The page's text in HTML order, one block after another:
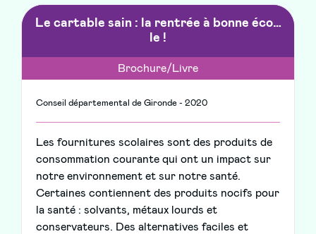
Le cartable sain : la rentrée à bonne éco…
le !
Brochure/Livre
Conseil départemental de Gironde - 2020
Les fournitures scolaires sont des produits de
consommation courante qui ont un impact sur
notre environnement et sur notre santé.
Certaines contiennent des produits nocifs pour
la santé : solvants, métaux lourds et
conservateurs. Des alternatives faciles et